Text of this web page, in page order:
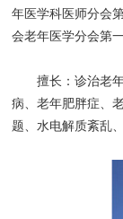
年医学科医师分会
会老年医学分会第
擅长：诊治老年
病、老年肥胖症、
题、水电解质紊乱